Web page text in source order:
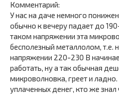
Комментарий:
У нас на даче немного
обычно к вечеру падает до
таком напряжении эта
бесполезный металлолом, т.е.
напряжении 220-230 В
работать, ну а так обычная
микроволновка, греет и
уплаченных денег, кто же знал